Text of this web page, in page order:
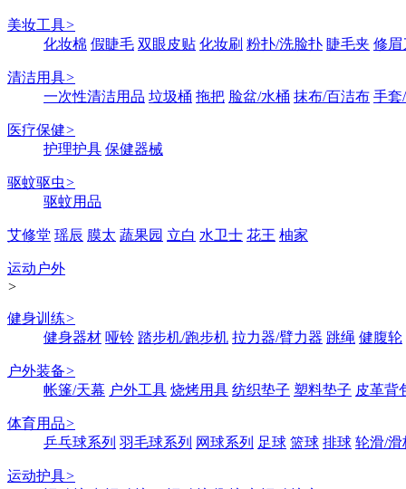
美妆工具>
化妆棉 假睫毛 双眼皮贴 化妆刷 粉扑/洗脸扑 睫毛夹 修眉
清洁用具>
一次性清洁用品 垃圾桶 拖把 脸盆/水桶 抹布/百洁布 手套
医疗保健>
护理护具 保健器械
驱蚊驱虫>
驱蚊用品
艾修堂 瑶辰 膜太 蔬果园 立白 水卫士 花王 柚家
运动户外
>
健身训练>
健身器材 哑铃 踏步机/跑步机 拉力器/臂力器 跳绳 健腹轮
户外装备>
帐篷/天幕 户外工具 烧烤用具 纺织垫子 塑料垫子 皮革背
体育用品>
乒乓球系列 羽毛球系列 网球系列 足球 篮球 排球 轮滑/滑
运动护具>